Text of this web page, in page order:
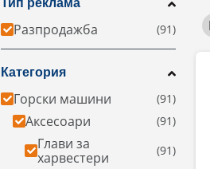
Тип реклама
Разпродажба
Категория
Горски машини
Аксесоари
Глави за
харвестери